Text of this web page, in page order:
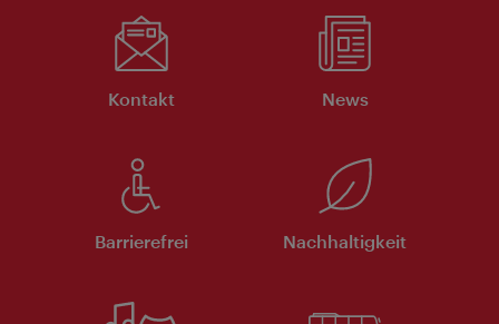
Kontakt News
Barrierefrei Nachhaltigkeit